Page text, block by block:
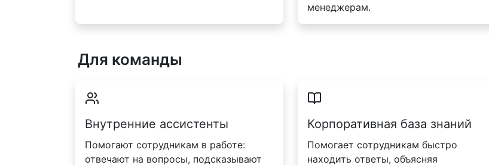
менеджерам.
Для команды
Внутренние ассистенты
Помогают сотрудникам в работе:
отвечают на вопросы, подсказывают
Корпоративная база знаний
Помогает сотрудникам быстро
находить ответы, объясняя